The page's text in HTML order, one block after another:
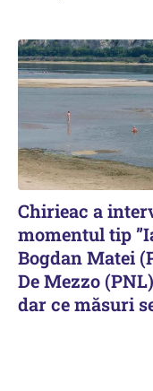
Chirieac a
momentul tip
Bogdan Matei
De Mezzo
dar ce măsuri